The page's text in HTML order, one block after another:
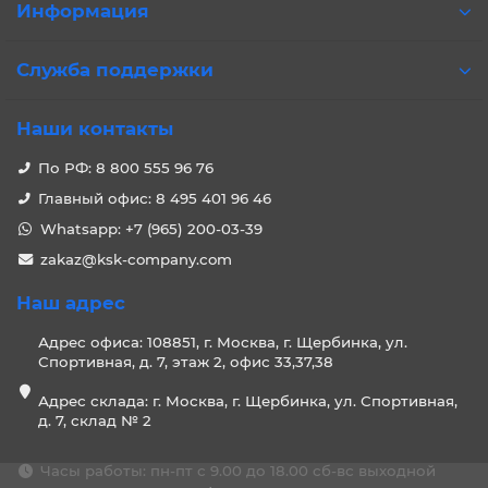
Информация
Служба поддержки
Наши контакты
По РФ: 8 800 555 96 76
Главный офис: 8 495 401 96 46
Whatsapp: +7 (965) 200-03-39
zakaz@ksk-company.com
Наш адрес
Адрес офиса: 108851, г. Москва, г. Щербинка, ул.
Спортивная, д. 7, этаж 2, офис 33,37,38
Адрес склада: г. Москва, г. Щербинка, ул. Спортивная,
д. 7, склад № 2
Часы работы: пн-пт с 9.00 до 18.00 сб-вс выходной